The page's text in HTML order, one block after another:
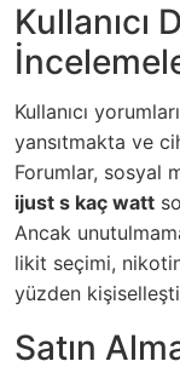
Kullanıcı
Kullanıcı
yansıtmakta ve
Forumlar, sosyal
ijust s kaç watt
Ancak
likit seçimi,
yüzden
Satın